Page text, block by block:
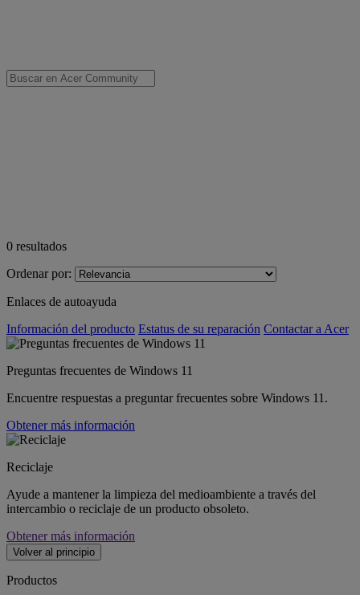
0 resultados
Ordenar por:
Enlaces de autoayuda
Información del producto Estatus de su reparación Contactar a Acer
Preguntas frecuentes de Windows 11
Encuentre respuestas a preguntar frecuentes sobre Windows 11.
Obtener más información
Reciclaje
Ayude a mantener la limpieza del medioambiente a través del
intercambio o reciclaje de un producto obsoleto.
Obtener más información
Volver al principio
Productos